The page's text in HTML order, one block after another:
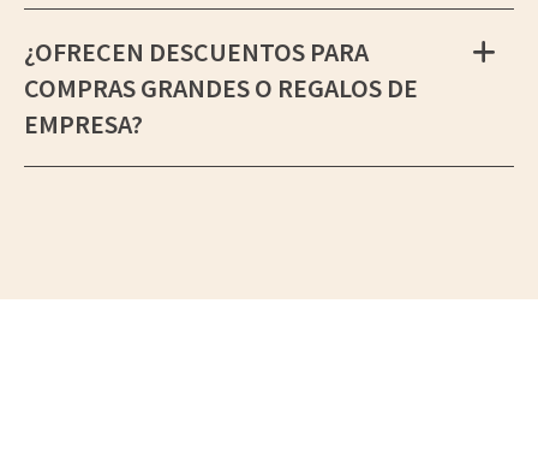
¿OFRECEN DESCUENTOS PARA
COMPRAS GRANDES O REGALOS DE
EMPRESA?